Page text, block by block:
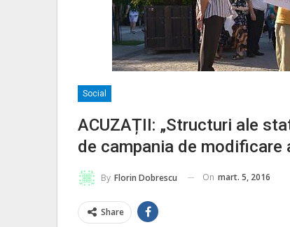
Social
ACUZAȚII: „Structuri ale
de campania de
By Florin Dobrescu On mart. 5, 2016
Share